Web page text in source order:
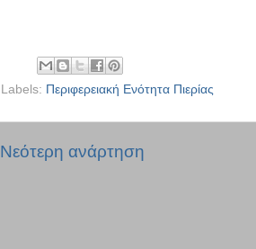
Labels: Περιφερειακή Ενότητα Πιερίας
Νεότερη ανάρτηση